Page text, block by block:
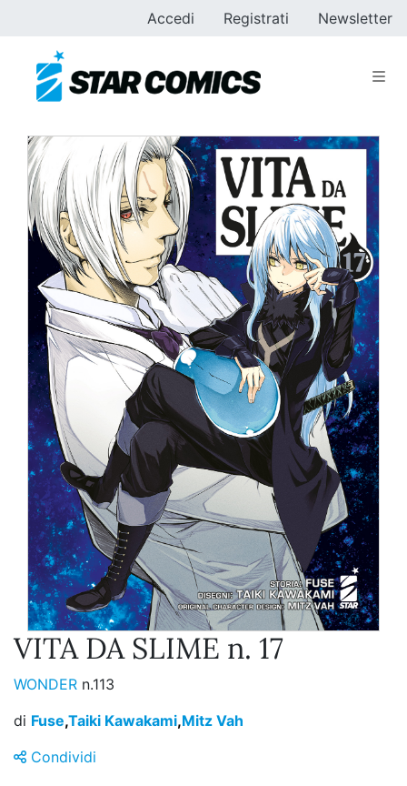
Accedi Registrati Newsletter
VITA DA SLIME n. 17
WONDER n.113
di Fuse,Taiki Kawakami,Mitz Vah
Condividi